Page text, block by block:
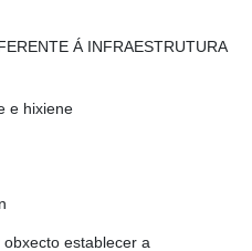
Á INFRAESTRUTURA
e hixiene
establecer a